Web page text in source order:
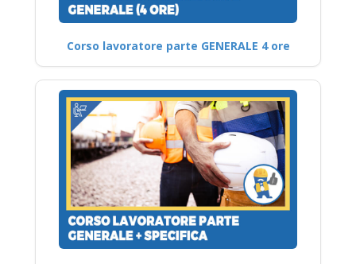
Corso lavoratore parte GENERALE 4 ore